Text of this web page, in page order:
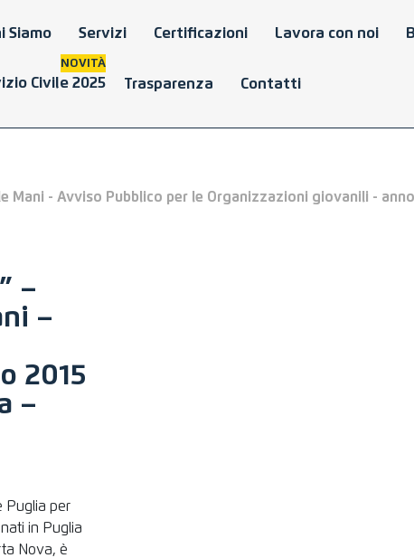
Siamo Servizi Certificazioni Lavora con noi
Civile 2025
NOVITÀ
Trasparenza Contatti
- Avviso Pubblico per le Organizzazioni giovanili - anno
–
–
2015
–
Puglia per
in Puglia
Nova, è